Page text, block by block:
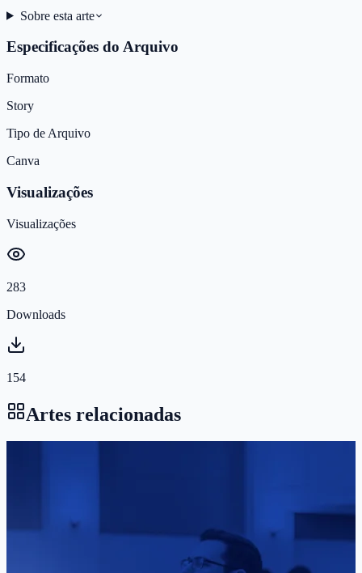
Sobre esta arte
Especificações do Arquivo
Formato
Story
Tipo de Arquivo
Canva
Visualizações
Visualizações
283
Downloads
154
Artes relacionadas